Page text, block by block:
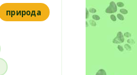
природа